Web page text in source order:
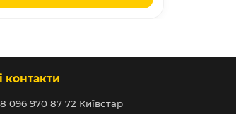
контакти
096 970 87 72 Київстар